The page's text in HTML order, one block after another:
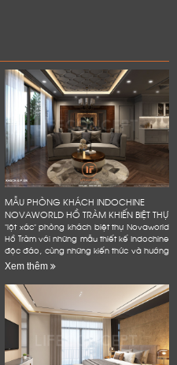
MẪU PHÒNG KHÁCH INDOCHINE
NOVAWORLD HỒ TRÀM KHIẾN BIỆT THỰ
"lột xác" phòng khách biệt thự Novaworld
Hồ Tràm với những mẫu thiết kế Indochine
độc đáo, cùng những kiến thức và hướng
dẫn chi tiết, dễ dàng áp dụng. Bạn
Xem thêm